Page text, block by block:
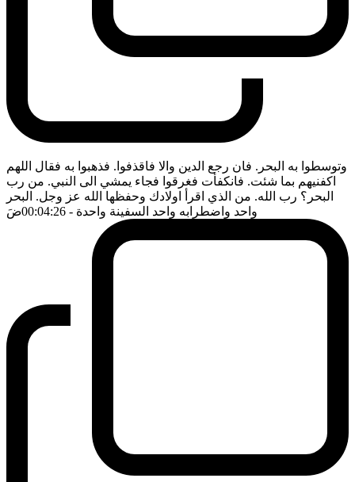
وتوسطوا به البحر. فان رجع الدين والا فاقذفوا. فذهبوا به فقال اللهم
اكفنيهم بما شئت. فانكفأت فغرقوا فجاء يمشي الى النبي. من رب
البحر؟ رب الله. من الذي اقرأ اولادك وحفظها الله عز وجل. البحر
واحد واضطرابه واحد السفينة واحدة - 00:04:26 ضَ